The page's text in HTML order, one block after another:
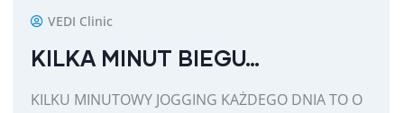
VEDI Clinic
KILKA MINUT BIEGU…
KILKU MINUTOWY JOGGING KAŻDEGO DNIA TO O